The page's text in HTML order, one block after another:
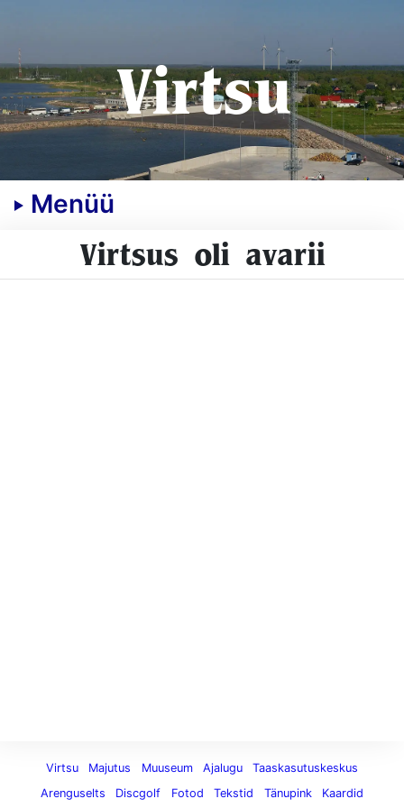
Virtsu
Menüü
Virtsus oli avarii
Virtsu Majutus Muuseum Ajalugu
Taaskasutuskeskus
Arenguselts
Discgolf Fotod Tekstid Tänupink Kaardid